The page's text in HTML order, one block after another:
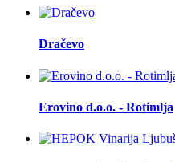
Dračevo
Erovino d.o.o. - Rotimlja